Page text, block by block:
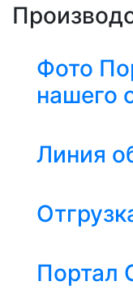
Фото
нашего
Линия
Портал